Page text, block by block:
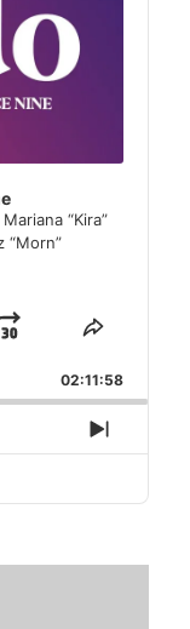
“Kira”
“Morn”
Jump
Forward
Share
Episode
02:11:58
Next
Episode